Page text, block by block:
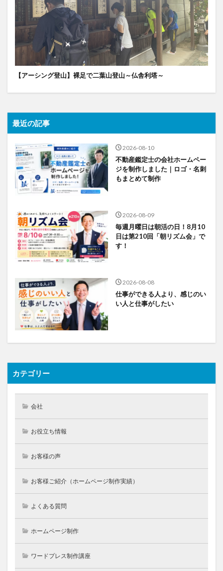
【アーシング登山】裸足で二葉山登山～仏舎利塔～
最近の記事
2026-08-10
不動産鑑定士の会社ホームペー
ジを制作しました｜ロゴ・名刺
もまとめて制作
2026-08-09
毎週月曜日は朝活の日！8月10
日は第210回「朝リズム会」で
す！
2026-08-08
仕事ができる人より、感じのい
い人と仕事がしたい
カテゴリー
会社
お役立ち情報
お客様の声
お客様ご紹介（ホームページ制作実績）
よくある質問
ホームページ制作
ワードプレス制作講座